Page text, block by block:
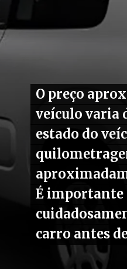
O preço
veículo varia
estado do
É importante
carro antes
O preço
veículo varia
estado do
É importante
carro antes